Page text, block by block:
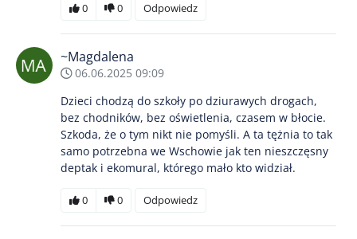
0 0 Odpowiedz
~Magdalena
06.06.2025 09:09
Dzieci chodzą do szkoły po dziurawych drogach,
bez chodników, bez oświetlenia, czasem w błocie.
Szkoda, że o tym nikt nie pomyśli. A ta tężnia to tak
samo potrzebna we Wschowie jak ten nieszczęsny
deptak i ekomural, którego mało kto widział.
0 0 Odpowiedz